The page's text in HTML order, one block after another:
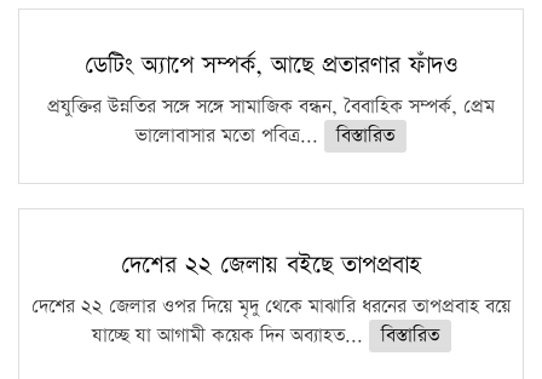
ডেটিং অ্যাপে সম্পর্ক, আছে প্রতারণার ফাঁদও
প্রযুক্তির উন্নতির সঙ্গে সঙ্গে সামাজিক বন্ধন, বৈবাহিক সম্পর্ক, প্রেম
ভালোবাসার মতো পবিত্র...
বিস্তারিত
দেশের ২২ জেলায় বইছে তাপপ্রবাহ
দেশের ২২ জেলার ওপর দিয়ে মৃদু থেকে মাঝারি ধরনের তাপপ্রবাহ বয়ে
যাচ্ছে যা আগামী কয়েক দিন অব্যাহত...
বিস্তারিত